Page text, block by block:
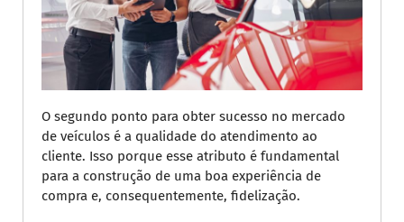
O segundo ponto para obter sucesso no mercado
de veículos é a qualidade do atendimento ao
cliente. Isso porque esse atributo é fundamental
para a construção de uma boa experiência de
compra e, consequentemente, fidelização.